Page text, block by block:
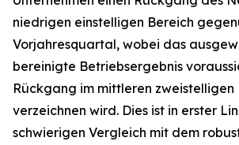
niedrigen einstelligen Bereich
Vorjahresquartal, wobei das
bereinigte Betriebsergebnis
Rückgang im mittleren zweistelligen
verzeichnen wird. Dies ist in erster
schwierigen Vergleich mit dem